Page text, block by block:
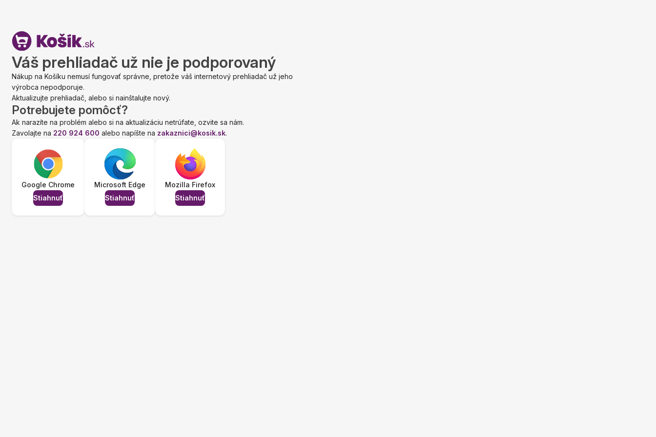
Váš prehliadač už nie je podporovaný
Nákup na Košíku nemusí fungovať správne, pretože váš internetový prehliadač už jeho
výrobca nepodporuje.
Aktualizujte prehliadač, alebo si nainštalujte nový.
Potrebujete pomôcť?
Ak narazíte na problém alebo si na aktualizáciu netrúfate, ozvite sa nám.
Zavolajte na 220 924 600 alebo napíšte na zakaznici@kosik.sk.
Google Chrome
Stiahnuť
Microsoft Edge
Stiahnuť
Mozilla Firefox
Stiahnuť